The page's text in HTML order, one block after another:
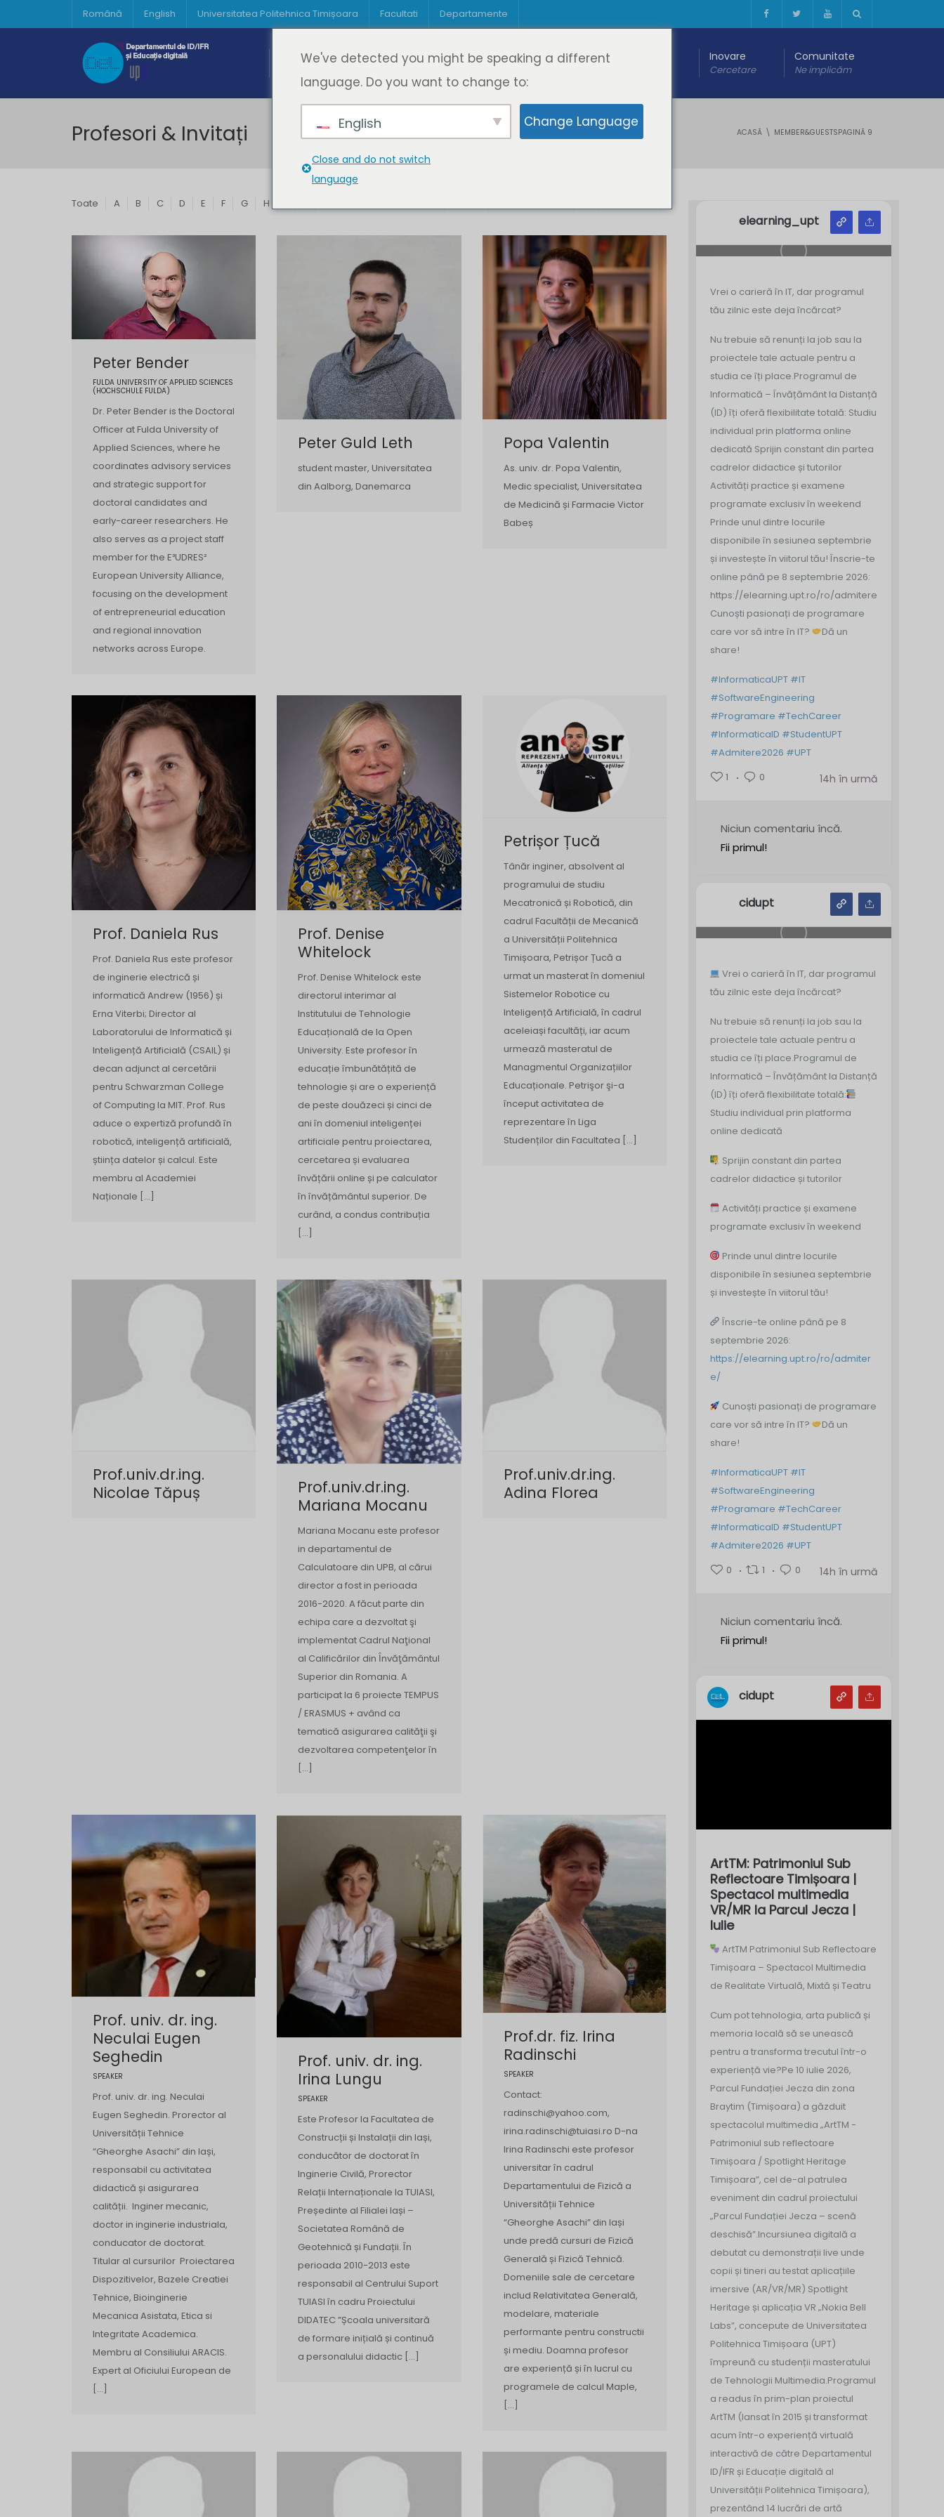
Română English Universitatea Politehnica Timișoara Facultati Departamente
Acasă Despre DeL
Cine suntem
Educație
Oferta de cursuri
Educație digitală Inovare
Cercetare
Comunitate
Ne implicăm
Profesori & Invitați ACASĂ MEMBER&GUESTSPAGINĂ 9
Toate A B C D E F G H
Peter Bender
FULDA UNIVERSITY OF APPLIED SCIENCES
(HOCHSCHULE FULDA)
Dr. Peter Bender is the Doctoral
Officer at Fulda University of
Applied Sciences, where he
coordinates advisory services
and strategic support for
doctoral candidates and
early-career researchers. He
also serves as a project staff
member for the E³UDRES²
European University Alliance,
focusing on the development
of entrepreneurial education
and regional innovation
networks across Europe.
Peter Guld Leth
student master, Universitatea
din Aalborg, Danemarca
Popa Valentin
As. univ. dr. Popa Valentin,
Medic specialist, Universitatea
de Medicină și Farmacie Victor
Babeș
Prof. Daniela Rus
Prof. Daniela Rus este profesor
de inginerie electrică și
informatică Andrew (1956) și
Erna Viterbi; Director al
Laboratorului de Informatică și
Inteligență Artificială (CSAIL) și
decan adjunct al cercetării
pentru Schwarzman College
of Computing la MIT. Prof. Rus
aduce o expertiză profundă în
robotică, inteligență artificială,
știința datelor și calcul. Este
membru al Academiei
Naționale […]
Prof. Denise
Whitelock
Prof. Denise Whitelock este
directorul interimar al
Institutului de Tehnologie
Educațională de la Open
University. Este profesor în
educație îmbunătățită de
tehnologie și are o experiență
de peste douăzeci și cinci de
ani în domeniul inteligenței
artificiale pentru proiectarea,
cercetarea și evaluarea
învățării online și pe calculator
în învățământul superior. De
curând, a condus contribuția
[…]
Petrișor Țucă
Tânăr inginer, absolvent al
programului de studiu
Mecatronică și Robotică, din
cadrul Facultății de Mecanică
a Universității Politehnica
Timișoara, Petrișor Țucă a
urmat un masterat în domeniul
Sistemelor Robotice cu
Inteligență Artificială, în cadrul
aceleiași facultăți, iar acum
urmează masteratul de
Managmentul Organizațiilor
Educaționale. Petrişor şi-a
început activitatea de
reprezentare în Liga
Studenților din Facultatea […]
Prof.univ.dr.ing.
Nicolae Tăpuș
Prof.univ.dr.ing.
Mariana Mocanu
Mariana Mocanu este profesor
in departamentul de
Calculatoare din UPB, al cărui
director a fost in perioada
2016-2020. A făcut parte din
echipa care a dezvoltat şi
implementat Cadrul Naţional
al Calificărilor din Ȋnvăţământul
Superior din Romania. A
participat la 6 proiecte TEMPUS
/ ERASMUS + având ca
tematică asigurarea calităţii şi
dezvoltarea competenţelor în
[…]
Prof.univ.dr.ing.
Adina Florea
Prof. univ. dr. ing.
Neculai Eugen
Seghedin
SPEAKER
Prof. univ. dr. ing. Neculai
Eugen Seghedin. Prorector al
Universității Tehnice
“Gheorghe Asachi” din Iași,
responsabil cu activitatea
didactică și asigurarea
calității. Inginer mecanic,
doctor in inginerie industriala,
conducator de doctorat.
Titular al cursurilor Proiectarea
Dispozitivelor, Bazele Creatiei
Tehnice, Bioinginerie
Mecanica Asistata, Etica si
Integritate Academica.
Membru al Consiliului ARACIS.
Expert al Oficiului European de
[…]
Prof. univ. dr. ing.
Irina Lungu
SPEAKER
Este Profesor la Facultatea de
Construcții și Instalații din Iași,
conducător de doctorat în
Inginerie Civilă, Prorector
Relații Internaționale la TUIASI,
Președinte al Filialei Iași –
Societatea Română de
Geotehnică și Fundații. În
perioada 2010-2013 este
responsabil al Centrului Suport
TUIASI în cadru Proiectului
DIDATEC ”Școala universitară
de formare inițială și continuă
a personalului didactic […]
Prof.dr. fiz. Irina
Radinschi
SPEAKER
Contact:
radinschi@yahoo.com,
irina.radinschi@tuiasi.ro D-na
Irina Radinschi este profesor
universitar în cadrul
Departamentului de Fizică a
Universității Tehnice
“Gheorghe Asachi” din Iași
unde predă cursuri de Fizică
Generală și Fizică Tehnică.
Domeniile sale de cercetare
includ Relativitatea Generală,
modelare, materiale
performante pentru constructii
și mediu. Doamna profesor
are experiență și în lucrul cu
programele de calcul Maple,
[…]
elearning_upt
Vrei o carieră în IT, dar programul
tău zilnic este deja încărcat?
Nu trebuie să renunți la job sau la
proiectele tale actuale pentru a
studia ce îți place.Programul de
Informatică – Învățământ la Distanță
(ID) îți oferă flexibilitate totală: Studiu
individual prin platforma online
dedicată ‍ Sprijin constant din partea
cadrelor didactice și tutorilor️
Activități practice și examene
programate exclusiv în weekend
Prinde unul dintre locurile
disponibile în sesiunea septembrie
și investește în viitorul tău! Înscrie-te
online până pe 8 septembrie 2026:
https://elearning.upt.ro/ro/admitere/
Cunoști pasionați de programare
care vor să intre în IT?
Dă un
share!
#InformaticaUPT #IT
#SoftwareEngineering
#Programare #TechCareer
#InformaticaID #StudentUPT
#Admitere2026 #UPT
1
0 14h în urmă
Niciun comentariu încă.
Fii primul!
cidupt
Vrei o carieră în IT, dar programul
tău zilnic este deja încărcat?
Nu trebuie să renunți la job sau la
proiectele tale actuale pentru a
studia ce îți place.Programul de
Informatică – Învățământ la Distanță
(ID) îți oferă flexibilitate totală:
Studiu individual prin platforma
online dedicată
Sprijin constant din partea
cadrelor didactice și tutorilor
Activități practice și examene
programate exclusiv în weekend
Prinde unul dintre locurile
disponibile în sesiunea septembrie
și investește în viitorul tău!
Înscrie-te online până pe 8
septembrie 2026:
https://elearning.upt.ro/ro/admiter
e/
Cunoști pasionați de programare
care vor să intre în IT?
Dă un
share!
#InformaticaUPT #IT
#SoftwareEngineering
#Programare #TechCareer
#InformaticaID #StudentUPT
#Admitere2026 #UPT
0
1 0 14h în urmă
Niciun comentariu încă.
Fii primul!
cidupt
ArtTM: Patrimoniul Sub
Reflectoare Timișoara |
Spectacol multimedia
VR/MR la Parcul Jecza |
Iulie
ArtTM Patrimoniul Sub Reflectoare
Timișoara – Spectacol Multimedia
de Realitate Virtuală, Mixtă și Teatru
Cum pot tehnologia, arta publică și
memoria locală să se unească
pentru a transforma trecutul într-o
experiență vie?Pe 10 iulie 2026,
Parcul Fundației Jecza din zona
Braytim (Timișoara) a găzduit
spectacolul multimedia „ArtTM -
Patrimoniul sub reflectoare
Timișoara / Spotlight Heritage
Timișoara”, cel de-al patrulea
eveniment din cadrul proiectului
„Parcul Fundației Jecza – scenă
deschisă”.Incursiunea digitală a
debutat cu demonstrații live unde
copii și tineri au testat aplicațiile
imersive (AR/VR/MR) Spotlight
Heritage și aplicația VR „Nokia Bell
Labs”, concepute de Universitatea
Politehnica Timișoara (UPT)
împreună cu studenții masteratului
de Tehnologii Multimedia.Programul
a readus în prim-plan proiectul
ArtTM (lansat în 2015 și transformat
acum într-o experiență virtuală
interactivă de către Departamentul
ID/IFR și Educație digitală al
Universității Politehnica Timișoara),
prezentând 14 lucrări de artă
We've detected you might be speaking a different
language. Do you want to change to:
English Change Language
Close and do not switch
language